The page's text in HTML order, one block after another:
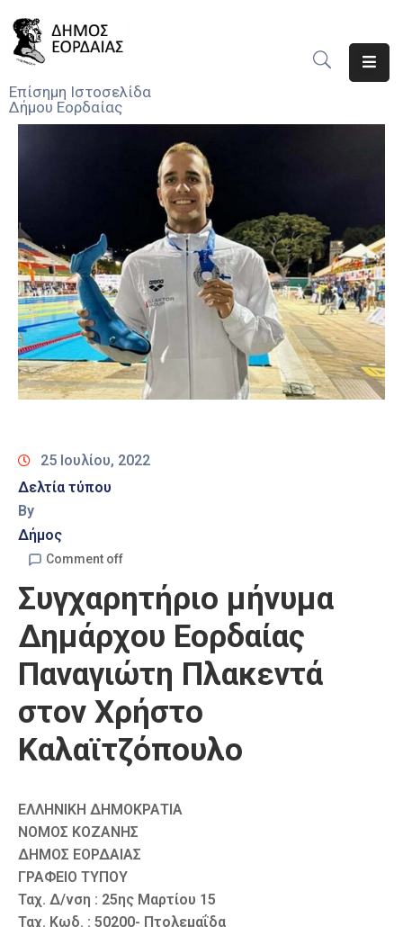
Επίσημη Ιστοσελίδα
Δήμου Εορδαίας
Ο
Υπηρεσίες
Του
Δήμου
Προσκλήσεις
Αποφάσεις
Τηλέφωνα
25 Ιουλίου, 2022
Δελτία τύπου
By
Δήμος
Comment off
Συγχαρητήριο μήνυμα
Δημάρχου Εορδαίας
Παναγιώτη Πλακεντά
στον Χρήστο
Καλαϊτζόπουλο
ΕΛΛΗΝΙΚΗ ΔΗΜΟΚΡΑΤΙΑ
ΝΟΜΟΣ ΚΟΖΑΝΗΣ
ΔΗΜΟΣ ΕΟΡΔΑΙΑΣ
ΓΡΑΦΕΙΟ ΤΥΠΟΥ
Ταχ. Δ/νση : 25ης Μαρτίου 15
Ταχ. Κωδ. : 50200- Πτολεμαΐδα